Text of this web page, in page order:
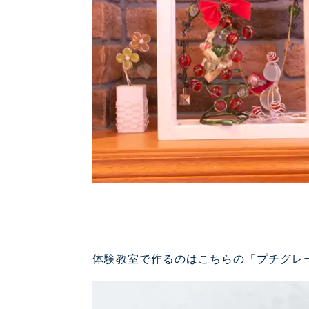
体験教室で作るのはこちらの「プチグレ